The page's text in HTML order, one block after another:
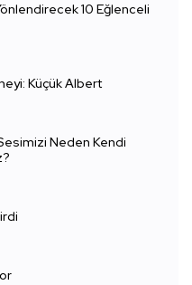
10 Eğlenceli
Küçük Albert
Neden Kendi